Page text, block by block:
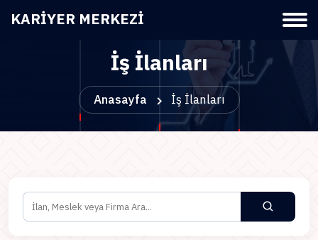
KARIYER MERKEZI
İş İlanları
Anasayfa İş İlanları